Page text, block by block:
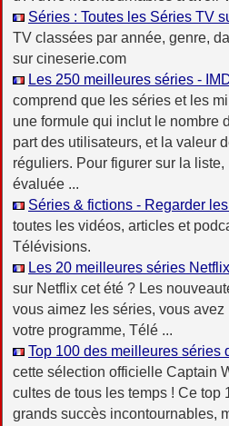
Séries : Toutes les Séries TV
TV classées par année, genre,
sur cineserie.com
Les 250 meilleures séries -
comprend que les séries et les
une formule qui inclut le nombre
part des utilisateurs, et la valeur
réguliers. Pour figurer sur la
évaluée ...
Séries & fictions - Regarder
toutes les vidéos, articles et
Télévisions.
Les 20 meilleures séries
sur Netflix cet été ? Les
vous aimez les séries, vous
votre programme, Télé ...
Top 100 des meilleures séries
cette sélection officielle Captain
cultes de tous les temps ! Ce
grands succès incontournables,